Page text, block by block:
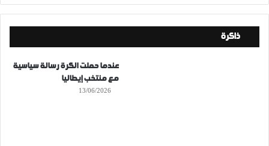
ذاكرة
عندما حملت الكرة رسالة سياسية
مع منتخب إيطاليا
13/06/2026